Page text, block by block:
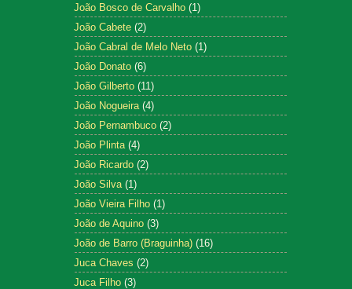
João Bosco de Carvalho (1)
João Cabete (2)
João Cabral de Melo Neto (1)
João Donato (6)
João Gilberto (11)
João Nogueira (4)
João Pernambuco (2)
João Plinta (4)
João Ricardo (2)
João Silva (1)
João Vieira Filho (1)
João de Aquino (3)
João de Barro (Braguinha) (16)
Juca Chaves (2)
Juca Filho (3)